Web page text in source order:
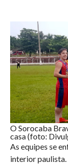
O Sorocaba
casa (foto:
As equipes se
interior paulista.